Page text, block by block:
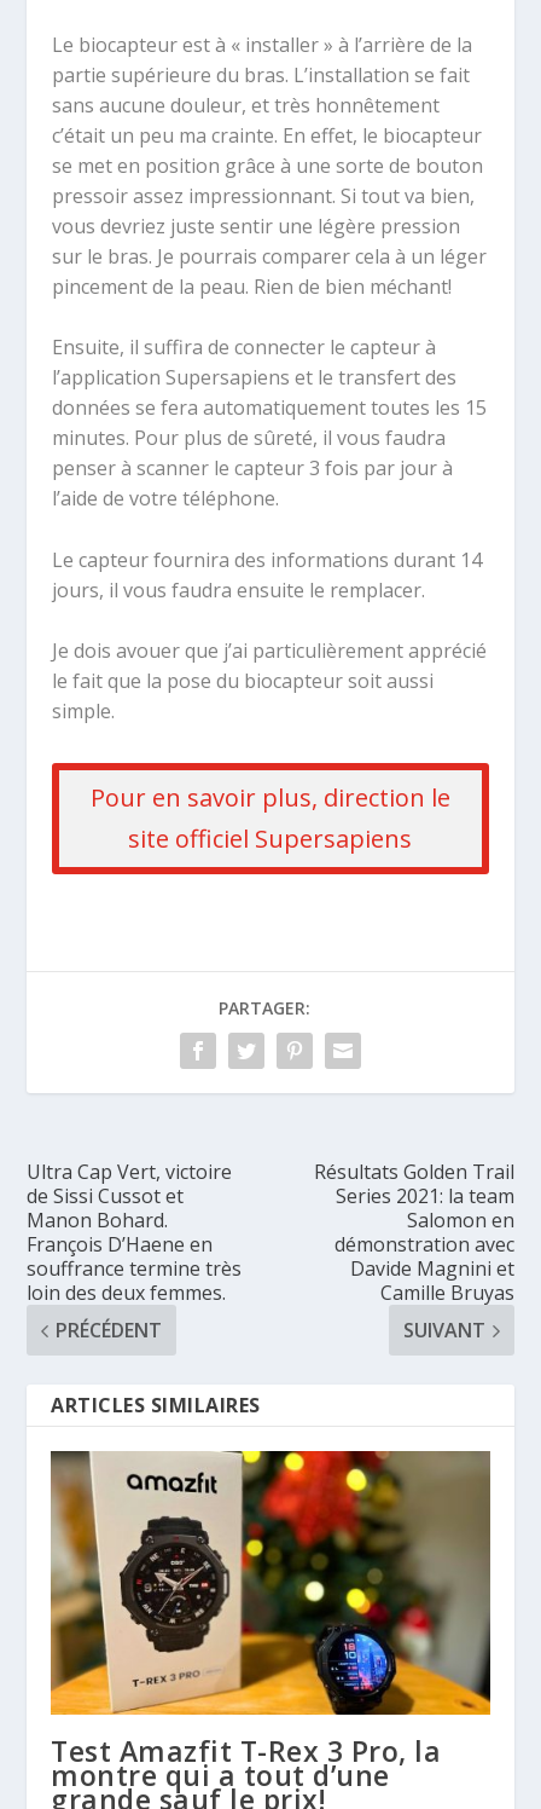
Le biocapteur est à « installer » à l’arrière de la
partie supérieure du bras. L’installation se fait
sans aucune douleur, et très honnêtement
c’était un peu ma crainte. En effet, le biocapteur
se met en position grâce à une sorte de bouton
pressoir assez impressionnant. Si tout va bien,
vous devriez juste sentir une légère pression
sur le bras. Je pourrais comparer cela à un léger
pincement de la peau. Rien de bien méchant!
Ensuite, il suffira de connecter le capteur à
l’application Supersapiens et le transfert des
données se fera automatiquement toutes les 15
minutes. Pour plus de sûreté, il vous faudra
penser à scanner le capteur 3 fois par jour à
l’aide de votre téléphone.
Le capteur fournira des informations durant 14
jours, il vous faudra ensuite le remplacer.
Je dois avouer que j’ai particulièrement apprécié
le fait que la pose du biocapteur soit aussi
simple.
Pour en savoir plus, direction le
site officiel Supersapiens
PARTAGER:
Ultra Cap Vert, victoire
de Sissi Cussot et
Manon Bohard.
François D’Haene en
souffrance termine très
loin des deux femmes.
PRÉCÉDENT
Résultats Golden Trail
Series 2021: la team
Salomon en
démonstration avec
Davide Magnini et
Camille Bruyas
SUIVANT
ARTICLES SIMILAIRES
Test Amazfit T-Rex 3 Pro, la
montre qui a tout d’une
grande sauf le prix!